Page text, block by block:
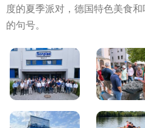
度的夏季派对，德国特色美食
的句号。